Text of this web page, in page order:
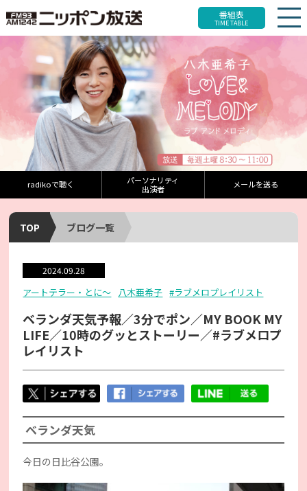
番組表
TIME TABLE
radikoで聴く
パーソナリティ
出演者
メールを送る
TOP ブログ一覧
2024.09.28
アートテラー・とに～ 八木亜希子 #ラブメロプレイリスト
ベランダ天気予報／3分でポン／MY BOOK MY
LIFE／10時のグッとストーリー／#ラブメロプ
レイリスト
ベランダ天気
今日の日比谷公園。